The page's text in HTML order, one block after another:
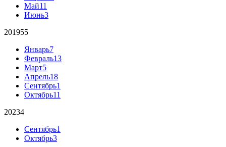
Май11
Июнь3
201955
Январь7
Февраль13
Март5
Апрель18
Сентябрь1
Октябрь11
20234
Сентябрь1
Октябрь3